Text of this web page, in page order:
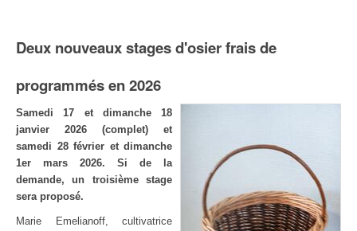
Deux nouveaux stages d'osier frais de
programmés en 2026
Samedi 17 et dimanche 18
janvier 2026 (complet) et
samedi 28 février et dimanche
1er mars 2026. Si de la
demande, un troisième stage
sera proposé.
Marie Emelianoff, cultivatrice